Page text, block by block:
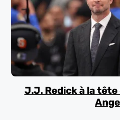
J.J. Redick à la tête